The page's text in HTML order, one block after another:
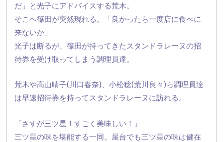
だ」 と光子にアドバイスする荒木。
そこへ篠田が突然現れる。「良かったら一度店に食べに
来ないか」
光子は断るが、篠田が持ってきたスタンドラレーヌの招
待券を受け取ってしまう調理員達。
荒木や高山晴子(川口春奈)、小松稔(荒川良々)ら調理員達
は早速招待券を持ってスタンドラレーヌに訪れる。
「さすが三ツ星！すごく美味しい！」
三ツ星の味を堪能する一同。屋台でも三ツ星の味は健在